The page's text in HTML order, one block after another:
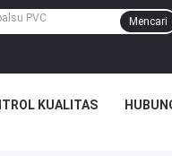
Mencari
KUALITAS